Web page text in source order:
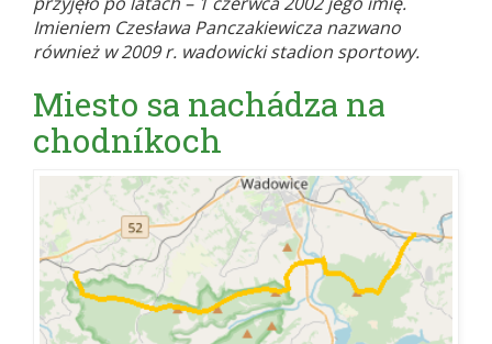
Imieniem Czesława Panczakiewicza nazwano
również w 2009 r. wadowicki stadion sportowy.
Miesto sa nachádza na
chodníkoch